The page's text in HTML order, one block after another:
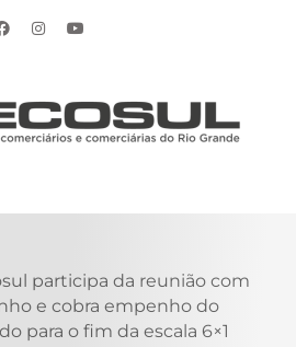
participa da reunião com
e cobra empenho do
para o fim da escala 6×1